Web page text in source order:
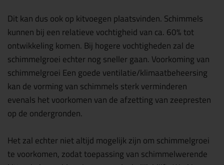
Dit kan dus ook op kitvoegen plaatsvinden. Schimmels
kunnen bij een relatieve vochtigheid van ca. 60% tot
ontwikkeling komen. Bij hogere vochtigheden zal de
schimmelgroei echter nog sneller gaan. Voorkoming van
schimmelgroei Een goede ventilatie/klimaatbeheersing
kan de vorming van schimmels sterk verminderen
evenals het voorkomen van de afzetting van zeepresten
op de ondergronden.
Het zal echter niet altijd mogelijk zijn om schimmelgroei
te voorkomen, zodat toepassing van schimmelwerende